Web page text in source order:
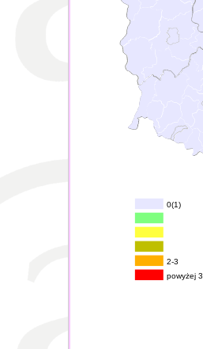
0(1)
2-3
powyżej 3